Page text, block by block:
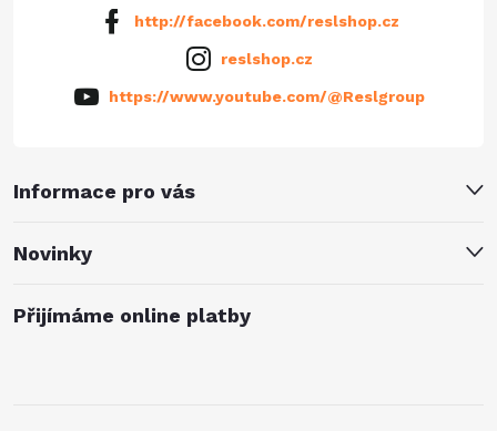
Informace pro vás
Novinky
http://facebook.com/reslshop.cz
reslshop.cz
https://www.youtube.com/@Reslgroup
Přijímáme online platby